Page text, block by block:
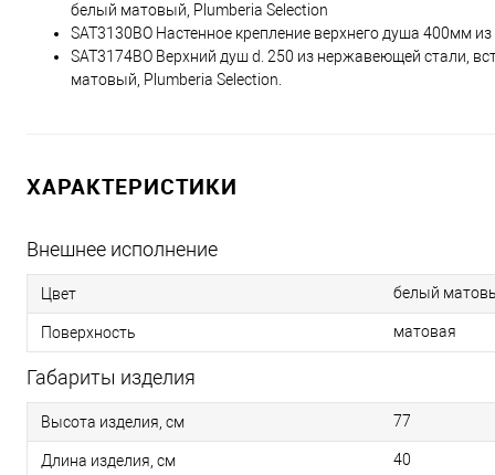
белый матовый, Plumberia Selection
SAT3130BO Настенное крепление верхнего душа 400мм
SAT3174BO Верхний душ d. 250 из нержавеющей стали,
матовый, Plumberia Selection.
ХАРАКТЕРИСТИКИ
Внешнее исполнение
Цвет белый
Поверхность матовая
Габариты изделия
Высота изделия, см 77
Длина изделия, см 40